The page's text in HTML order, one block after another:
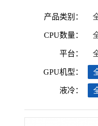
产品类别：
CPU数量：
平台：
GPU机型：
液冷：